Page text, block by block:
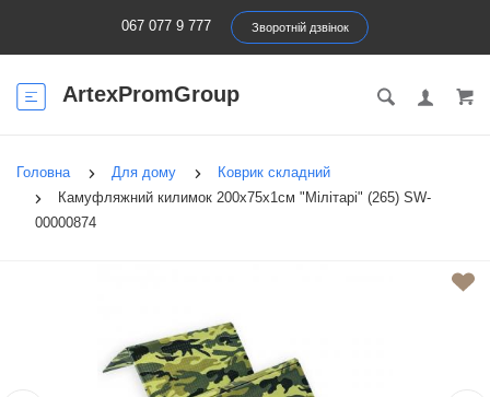
067 077 9 777 Зворотній дзвінок
ArtexPromGroup
Головна Для дому
Коврик складний
Камуфляжний килимок 200х75х1см "Мілітарі" (265) SW-
00000874